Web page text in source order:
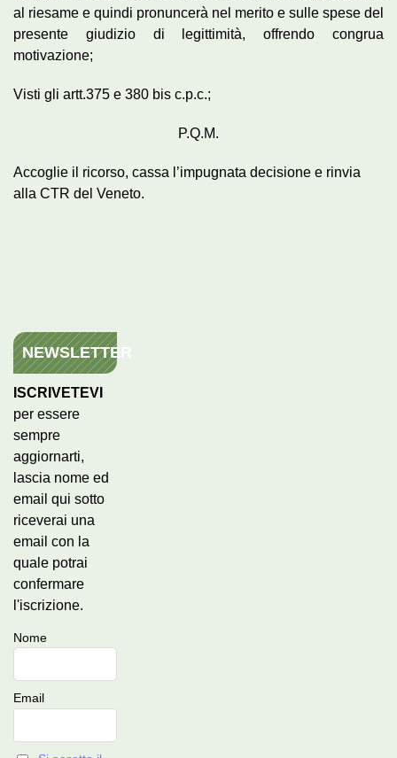
al riesame e quindi pronuncerà nel merito e sulle spese del
presente giudizio di legittimità, offrendo congrua
motivazione;
Visti gli artt.375 e 380 bis c.p.c.;
P.Q.M.
Accoglie il ricorso, cassa l’impugnata decisione e rinvia
alla CTR del Veneto.
NEWSLETTER
ISCRIVETEVI
per essere
sempre
aggiornarti,
lascia nome ed
email qui sotto
riceverai una
email con la
quale potrai
confermare
l'iscrizione.
Nome
Email